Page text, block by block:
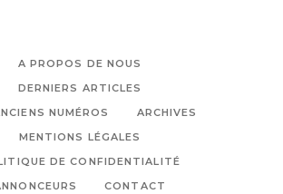
A PROPOS DE NOUS
DERNIERS ARTICLES
NUMÉROS
ARCHIVES
MENTIONS LÉGALES
DE CONFIDENTIALITÉ
CONTACT